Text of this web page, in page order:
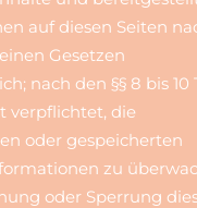
auf diesen Seiten
Gesetzen
nach den §§ 8 bis 10
verpflichtet, die
oder gespeicherten
zu
oder Sperrung